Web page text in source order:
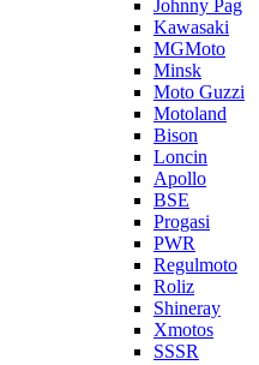
Johnny Pag
Kawasaki
MGMoto
Minsk
Moto Guzzi
Motoland
Bison
Loncin
Apollo
BSE
Progasi
PWR
Regulmoto
Roliz
Shineray
Xmotos
SSSR